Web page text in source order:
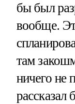
бы был
вообще.
там
ничего не
рассказал